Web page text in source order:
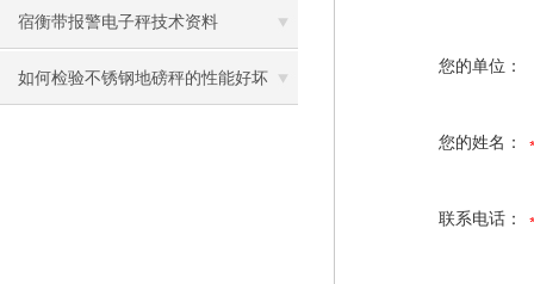
子秤|电子叉车称|磅秤
宿衡带报警电子秤技术资料
如何检验不锈钢地磅秤的性能好坏
您的单位：
您的姓名：
联系电话：